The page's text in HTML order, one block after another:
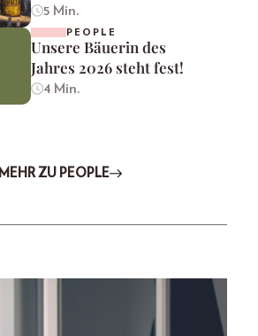
5 Min.
PEOPLE
Unsere Bäuerin des
Jahres 2026 steht fest!
4 Min.
MEHR ZU PEOPLE